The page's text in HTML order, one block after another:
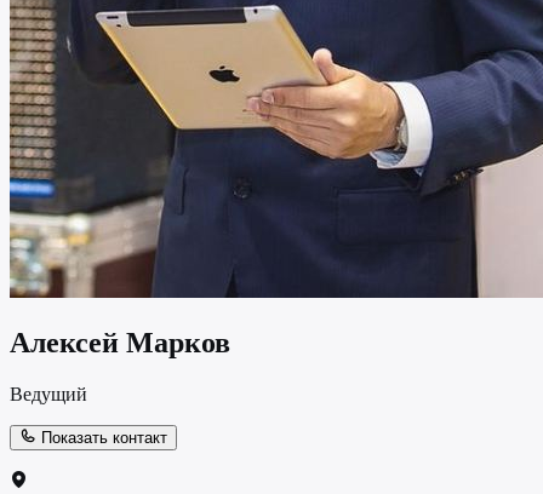
Алексей Марков
Ведущий
Показать контакт